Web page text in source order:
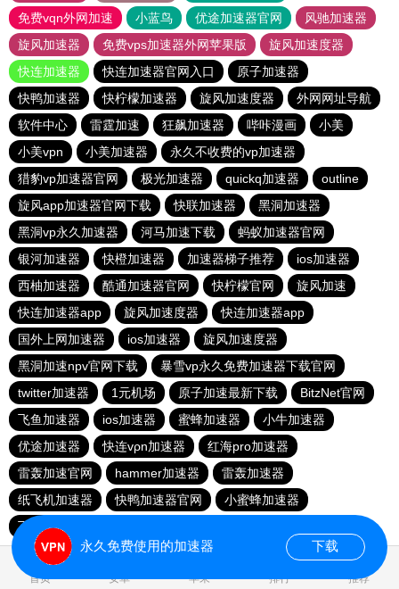
免费vqn外网加速
小蓝鸟 优途加速器官网
风驰加速器
旋风加速器
免费vps加速器外网苹果版
旋风加速度器
快连加速器
快连加速器官网入口
原子加速器
快鸭加速器
快柠檬加速器 旋风加速度器
外网网址导航
软件中心
雷霆加速 狂飙加速器 哔咔漫画
小美
小美vpn
小美加速器
永久不收费的vp加速器
猎豹vp加速器官网
极光加速器 quickq加速器
outline
旋风app加速器官网下载
快联加速器
黑洞加速器
黑洞vp永久加速器
河马加速下载
蚂蚁加速器官网
银河加速器
快橙加速器 加速器梯子推荐
ios加速器
西柚加速器
酷通加速器官网 快柠檬官网
旋风加速
快连加速器app
旋风加速度器
快连加速器app
国外上网加速器
ios加速器
旋风加速度器
黑洞加速npv官网下载
暴雪vp永久免费加速器下载官网
twitter加速器
1元机场 原子加速最新下载
BitzNet官网
飞鱼加速器
ios加速器 蜜蜂加速器
小牛加速器
优途加速器
快连vρn加速器
红海pro加速器
雷轰加速官网
hammer加速器
雷轰加速器
纸飞机加速器
快鸭加速器官网
小蜜蜂加速器
飞跃加速器
首页 安卓 苹果 排行 推荐
永久免费使用的加速器 下载
0.027998s